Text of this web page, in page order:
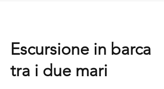
Escursione in barca
tra i due mari